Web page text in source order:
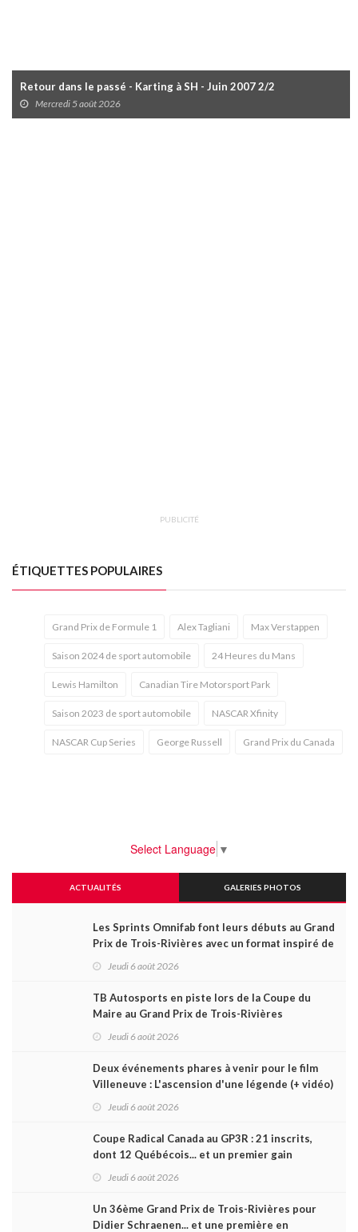
Retour dans le passé - Karting à SH - Juin 2007 2/2
Mercredi 5 août 2026
PUBLICITÉ
ÉTIQUETTES POPULAIRES
Grand Prix de Formule 1 Alex Tagliani Max Verstappen
Saison 2024 de sport automobile 24 Heures du Mans
Lewis Hamilton Canadian Tire Motorsport Park
Saison 2023 de sport automobile NASCAR Xfinity
NASCAR Cup Series George Russell Grand Prix du Canada
Select Language ▼
ACTUALITÉS GALERIES PHOTOS
Les Sprints Omnifab font leurs débuts au Grand
Prix de Trois-Rivières avec un format inspiré de
Jeudi 6 août 2026
TB Autosports en piste lors de la Coupe du
Maire au Grand Prix de Trois-Rivières
Jeudi 6 août 2026
Deux événements phares à venir pour le film
Villeneuve : L'ascension d'une légende (+ vidéo)
Jeudi 6 août 2026
Coupe Radical Canada au GP3R : 21 inscrits,
dont 12 Québécois... et un premier gain
Jeudi 6 août 2026
Un 36ème Grand Prix de Trois-Rivières pour
Didier Schraenen... et une première en